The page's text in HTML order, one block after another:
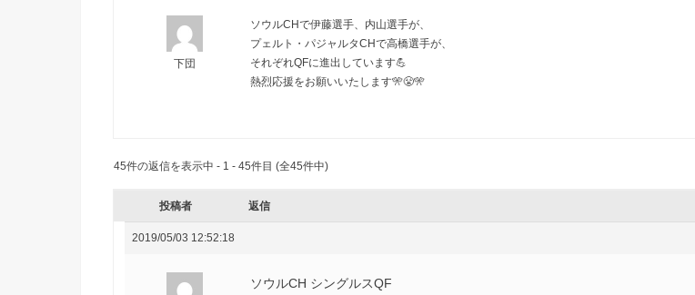
下団
ソウルCHで伊藤選手、内山選手が、
プェルト・パジャルタCHで高橋選手が、
それぞれQFに進出しています💪
熱烈応援をお願いいたします🎌😤🎌
45件の返信を表示中 - 1 - 45件目 (全45件中)
投稿者 返信
2019/05/03 12:52:18
ソウルCH シングルスQF